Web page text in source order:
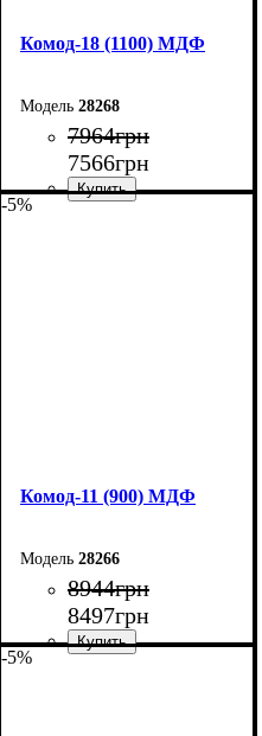
Комод-18 (1100) МДФ
28268
7964грн
7566грн
-5%
Комод-11 (900) МДФ
28266
8944грн
8497грн
-5%